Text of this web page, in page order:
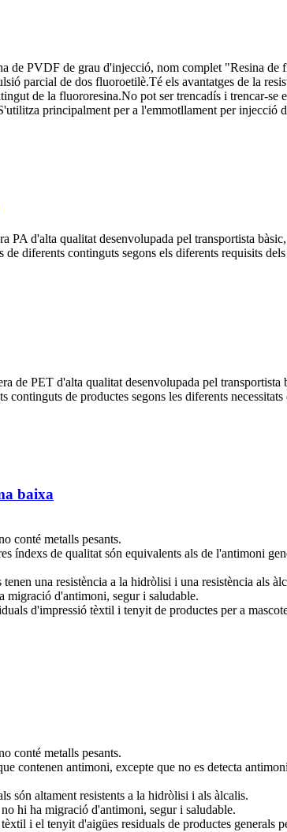
de PVDF de grau d'injecció, nom complet "Resina
parcial de dos fluoroetilè.Té els avantatges de la
de la fluororesina.No pot ser trencadís i trencar-se
principalment per a l'emmotllament per injecció
d'alta qualitat desenvolupada pel transportista
diferents continguts segons els diferents requisits
de PET d'alta qualitat desenvolupada pel
de productes segons les diferents
baixa
conté metalls pesants.
índexs de qualitat són equivalents als de l'antimoni
una resistència a la hidròlisi i una resistència als
migració d'antimoni, segur i saludable.
d'impressió tèxtil i tenyit de productes per a
conté metalls pesants.
contenen antimoni, excepte que no es detecta
són altament resistents a la hidròlisi i als àlcalis.
hi ha migració d'antimoni, segur i saludable.
i el tenyit d'aigües residuals de productes generals